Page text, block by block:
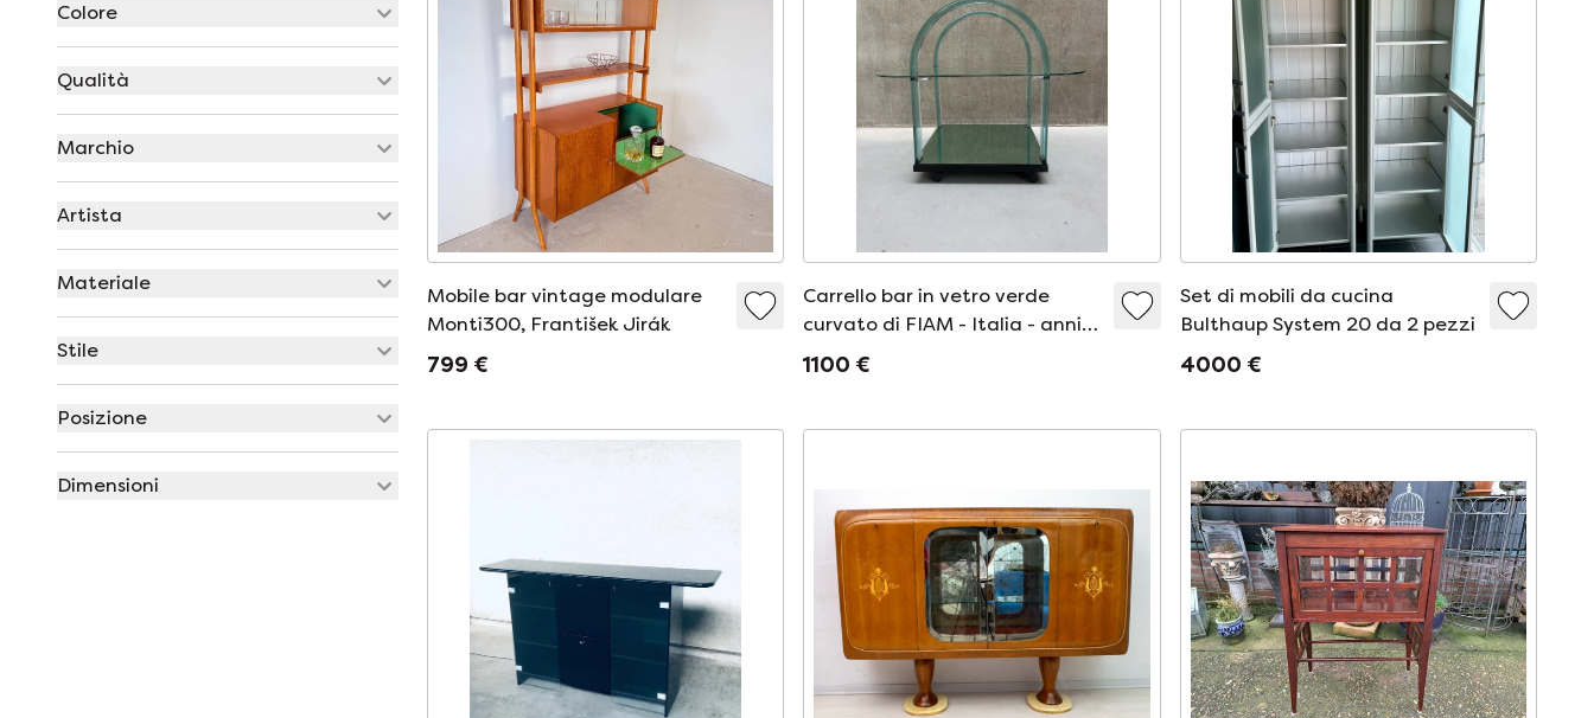
Colore
Qualità
Marchio
Artista
Materiale
Stile
Posizione
Dimensioni
Mobile bar vintage modulare
Monti300, František Jirák
799 €
Carrello bar in vetro verde
curvato di FIAM - Italia - anni
'80
1100 €
Set di mobili da cucina
Bulthaup System 20 da 2 pezzi
4000 €